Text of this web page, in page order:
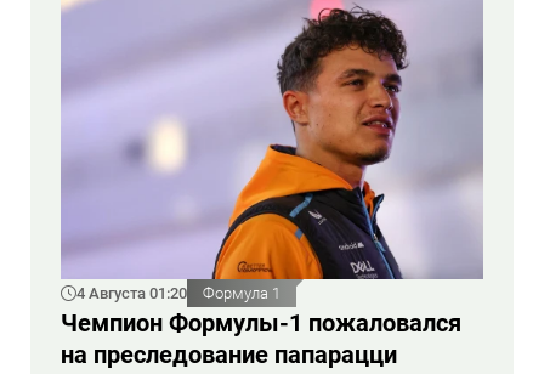
4 Августа 01:20 Формула 1
Чемпион Формулы-1 пожаловался
на преследование папарацци